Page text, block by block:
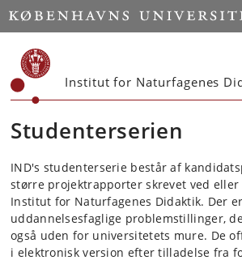
Start
Institut for Naturfagenes
Studenterserien
IND's studenterserie består af
større projektrapporter skrevet ved
Institut for Naturfagenes Didaktik. Der
uddannelsesfaglige problemstillinger,
også uden for universitetets mure. De
i elektronisk version efter tilladelse fra